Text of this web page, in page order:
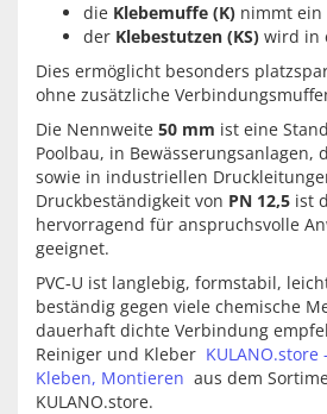
die Klebemuffe (K) nimmt ein
der Klebestutzen (KS) wird in
Dies ermöglicht besonders
ohne zusätzliche
Die Nennweite 50 mm ist eine
Poolbau, in Bewässerungsanlagen,
sowie in industriellen
Druckbeständigkeit von PN 12,5 ist
hervorragend für anspruchsvolle
geeignet.
PVC‑U ist langlebig, formstabil,
beständig gegen viele chemische
dauerhaft dichte Verbindung
Reiniger und Kleber KULANO.store
Kleben, Montieren aus dem
KULANO.store.